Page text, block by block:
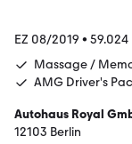
EZ 08/2019 • 59.024
Massage /
AMG Driver's
Autohaus Royal
12103 Berlin